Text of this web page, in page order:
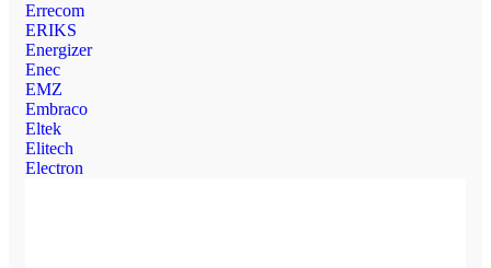
Errecom
ERIKS
Energizer
Enec
EMZ
Embraco
Eltek
Elitech
Electron